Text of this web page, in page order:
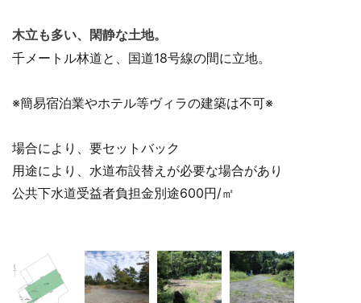
木立も多い、閑静な土地。
千メートル林道と、国道18号線の間に立地。
※簡易宿泊業やホテル等ヴィラの建築は不可※
場合により、要セットバック
用途により、水道布設替えが必要な場合があり
公共下水道受益者負担金別途600円/㎡